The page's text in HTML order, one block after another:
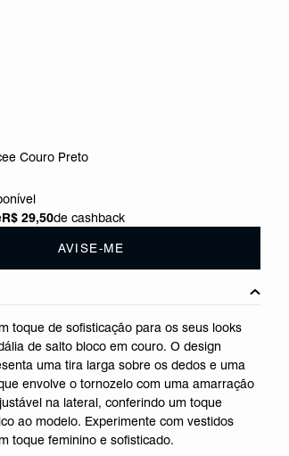
Couro Preto
R$ 29,50de cashback
AVISE-ME
toque de sofisticação para os seus looks
de salto bloco em couro. O design
uma tira larga sobre os dedos e uma
envolve o tornozelo com uma amarração
na lateral, conferindo um toque
ao modelo. Experimente com vestidos
toque feminino e sofisticado.